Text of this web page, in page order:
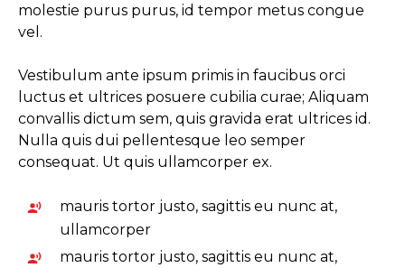
molestie purus purus, id tempor metus congue
vel.
Vestibulum ante ipsum primis in faucibus orci
luctus et ultrices posuere cubilia curae; Aliquam
convallis dictum sem, quis gravida erat ultrices id.
Nulla quis dui pellentesque leo semper
consequat. Ut quis ullamcorper ex.
mauris tortor justo, sagittis eu nunc at,
ullamcorper
mauris tortor justo, sagittis eu nunc at,